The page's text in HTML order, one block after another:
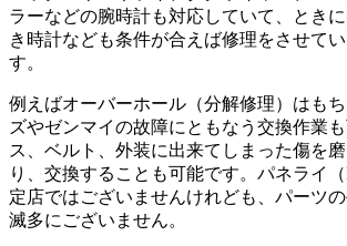
ラーなどの腕時計も対応していて、とき
き時計なども条件が合えば修理をさせて
す。
例えばオーバーホール（分解修理）はも
ズやゼンマイの故障にともなう交換作業
ス、ベルト、外装に出来てしまった傷を
り、交換することも可能です。パネライ
定店ではございませんけれども、パーツ
滅多にございません。